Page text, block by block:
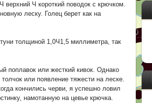
Ч короткий поводок с крючком.
леску. Голец берет как на
толщиной 1,0Ч1,5 миллиметра, так
поплавок или жесткий кивок. Однако
или появление тяжести на леске.
кончились черви, я успешно ловил
намотанную на цевье крючка.